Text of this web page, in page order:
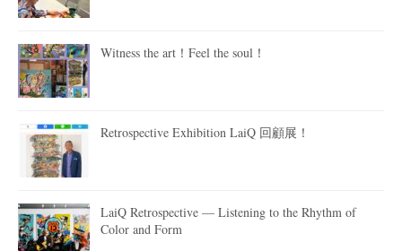
Witness the art！Feel the soul！
Retrospective Exhibition LaiQ 回顧展！
LaiQ Retrospective — Listening to the Rhythm of
Color and Form